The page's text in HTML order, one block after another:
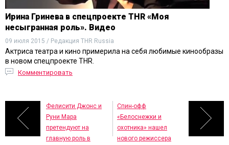
Ирина Гринева в спецпроекте THR «Моя
несыгранная роль». Видео
09 июля 2015 / Редакция THR Russia
Актриса театра и кино примерила на себя любимые кинообразы
в новом спецпроекте THR.
Комментировать
Фелисити Джонс и
Руни Мара
претендуют на
главную роль в
Спин-офф
«Белоснежки и
охотника» нашел
нового режиссера